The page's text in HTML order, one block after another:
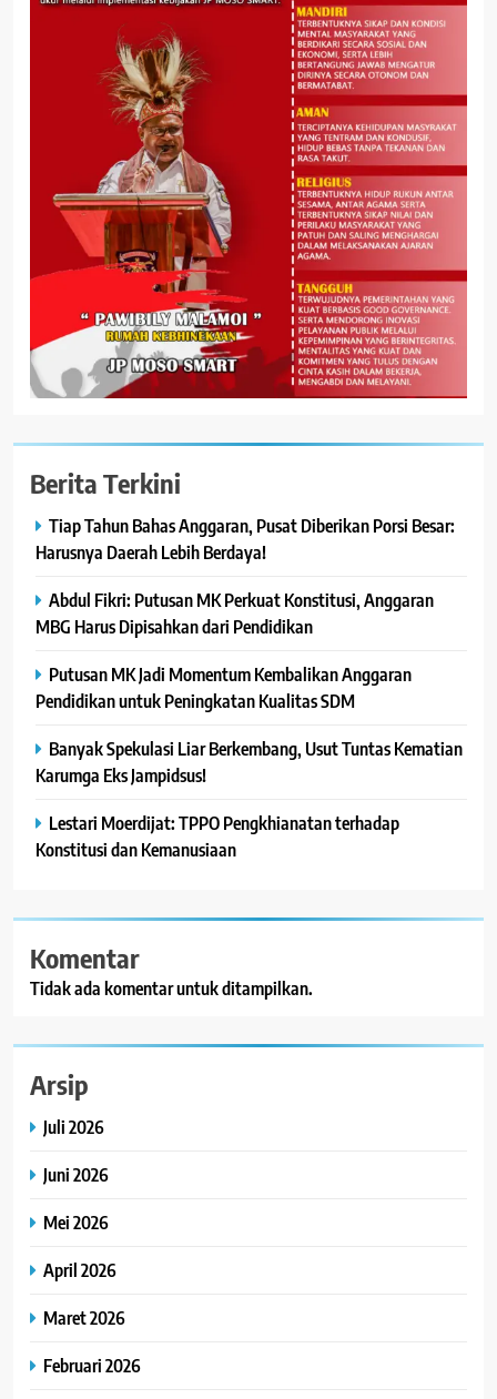
Berita Terkini
Tiap Tahun Bahas Anggaran, Pusat Diberikan Porsi Besar:
Harusnya Daerah Lebih Berdaya!
Abdul Fikri: Putusan MK Perkuat Konstitusi, Anggaran
MBG Harus Dipisahkan dari Pendidikan
Putusan MK Jadi Momentum Kembalikan Anggaran
Pendidikan untuk Peningkatan Kualitas SDM
Banyak Spekulasi Liar Berkembang, Usut Tuntas Kematian
Karumga Eks Jampidsus!
Lestari Moerdijat: TPPO Pengkhianatan terhadap
Konstitusi dan Kemanusiaan
Komentar
Tidak ada komentar untuk ditampilkan.
Arsip
Juli 2026
Juni 2026
Mei 2026
April 2026
Maret 2026
Februari 2026